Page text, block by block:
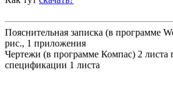
Пояснительная записка (в программе
рис., 1 приложения
Чертежи (в программе Компас) 2 листа
спецификации 1 листа